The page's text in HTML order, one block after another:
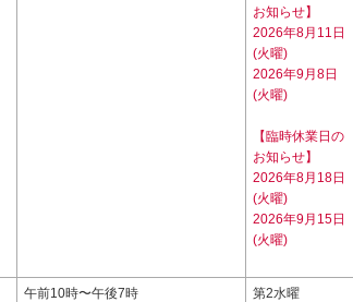
お知らせ】
2026年8月11日
(火曜)
2026年9月8日
(火曜)
【臨時休業日の
お知らせ】
2026年8月18日
(火曜)
2026年9月15日
(火曜)
午前10時〜午後7時 第2水曜